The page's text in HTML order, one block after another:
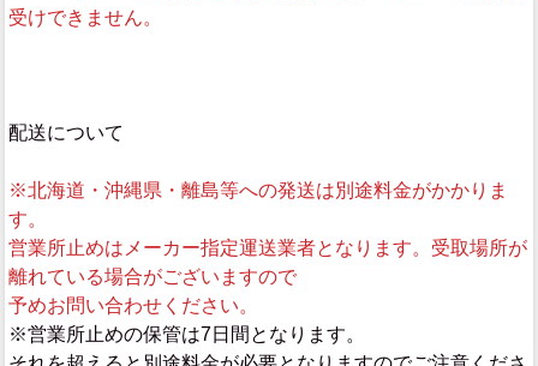
受けできません。
配送について
※北海道・沖縄県・離島等への発送は別途料金がかかりま
す。
営業所止めはメーカー指定運送業者となります。受取場所が
離れている場合がございますので
予めお問い合わせください。
※営業所止めの保管は7日間となります。